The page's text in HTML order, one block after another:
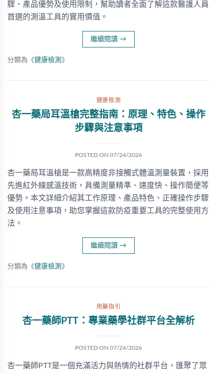
驟、產品優勢及使用限制，幫助讀者全面了解這款醫護人員
首選的測溫工具的實用價值。
繼續閱讀 →
分類為《健康檢測 》
健康檢測
杏一藥局耳溫槍完整指南：原理、特色、操作
步驟與注意事項
POSTED ON 07/24/2026
杏一藥局耳溫槍是一款高精度非接觸式體溫測量裝置，採用
先進紅外線感溫技術，具備測量精準、速度快、操作簡便等
優勢。本文詳細介紹其工作原理、產品特色、正確操作步驟
及使用注意事項，助您掌握這款防疫重要工具的完整使用方
法。
繼續閱讀 →
分類為《健康檢測 》
用藥指引
杏一藥師PTT：專業藥學社群平台全解析
POSTED ON 07/24/2026
杏一藥師PTT是一個充滿活力與熱情的社群平台，匯聚了眾